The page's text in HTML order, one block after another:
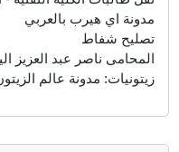
اي هيرب بالعربي
شفاط
ناصر عبد العزيز
مدونة عالم الزيتون